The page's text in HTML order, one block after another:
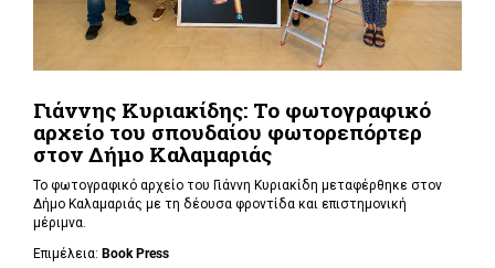
Γιάννης Κυριακίδης: Το φωτογραφικό
αρχείο του σπουδαίου φωτορεπόρτερ
στον Δήμο Καλαμαριάς
Το φωτογραφικό αρχείο του Γιάννη Κυριακίδη μεταφέρθηκε στον
Δήμο Καλαμαριάς με τη δέουσα φροντίδα και επιστημονική
μέριμνα.
Επιμέλεια: Book Press